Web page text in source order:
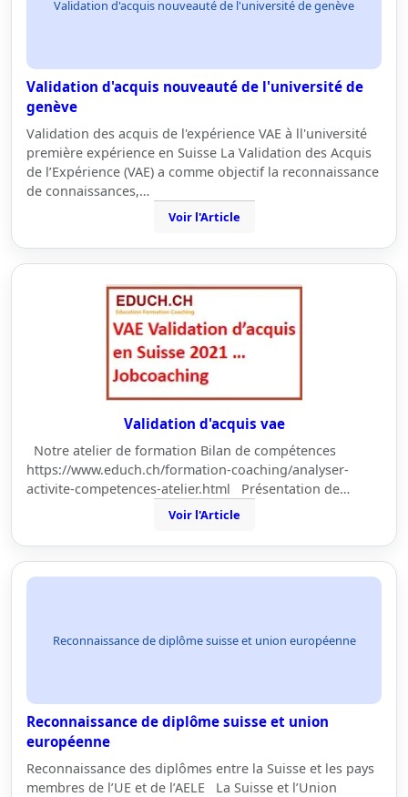
Validation d'acquis nouveauté de l'université de genève
Validation d'acquis nouveauté de l'université de
genève
Validation des acquis de l'expérience VAE à ll'université
première expérience en Suisse La Validation des Acquis
de l’Expérience (VAE) a comme objectif la reconnaissance
de connaissances,…
Voir l'Article
Validation d'acquis vae
Notre atelier de formation Bilan de compétences
https://www.educh.ch/formation-coaching/analyser-
activite-competences-atelier.html Présentation de…
Voir l'Article
Reconnaissance de diplôme suisse et union européenne
Reconnaissance de diplôme suisse et union
européenne
Reconnaissance des diplômes entre la Suisse et les pays
membres de l’UE et de l’AELE La Suisse et l’Union